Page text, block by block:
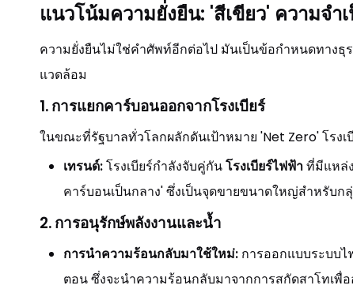
แนวโน้มความยั่งยืน: 'สีเขียว' ความจำ
ความยั่งยืนไม่ใช่คำศัพท์อีกต่อไป มันเป็นข้อกำหนดทางธุ
แวดล้อม
1. การแยกคาร์บอนออกจากโรงเบียร์
ในขณะที่รัฐบาลทั่วโลกผลักดันเป้าหมาย 'Net Zero' โรง
เทรนด์:โรงเบียร์กำลังจับคู่กันโรงเบียร์ไฟฟ้าที่มีแหล่
คาร์บอนเป็นกลาง' ซึ่งเป็นจุดขายขนาดใหญ่สำหรับ
2. การอนุรักษ์พลังงานและน้ำ
การนำความร้อนกลับมาใช้ใหม่: การออกแบบระบบ
ตอน ซึ่งจะนำความร้อนกลับมาจากการสกัดสาโทเ